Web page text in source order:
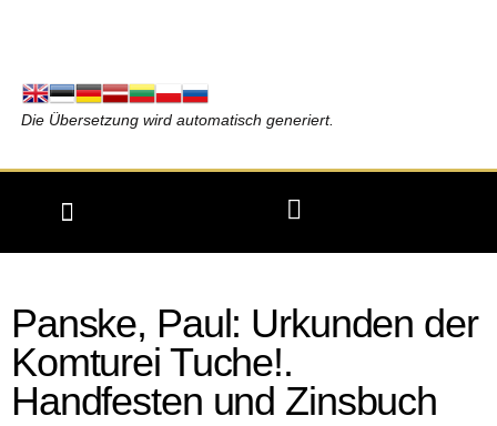
Die Übersetzung wird automatisch generiert.
Panske, Paul: Urkunden der
Komturei Tuche!.
Handfesten und Zinsbuch